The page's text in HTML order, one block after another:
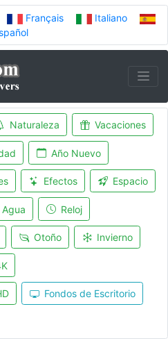
Français
Italiano
Naturaleza Vacaciones
Año Nuevo
Efectos Espacio
Agua Reloj
Otoño Invierno
Fondos de Escritorio